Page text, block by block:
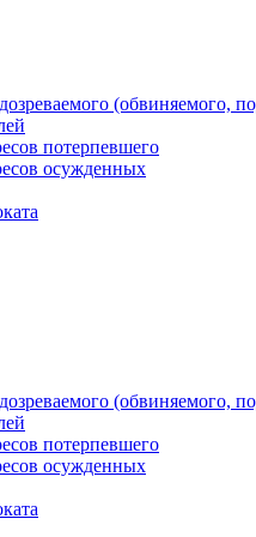
(обвиняемого,
потерпевшего
осужденных
(обвиняемого,
потерпевшего
осужденных